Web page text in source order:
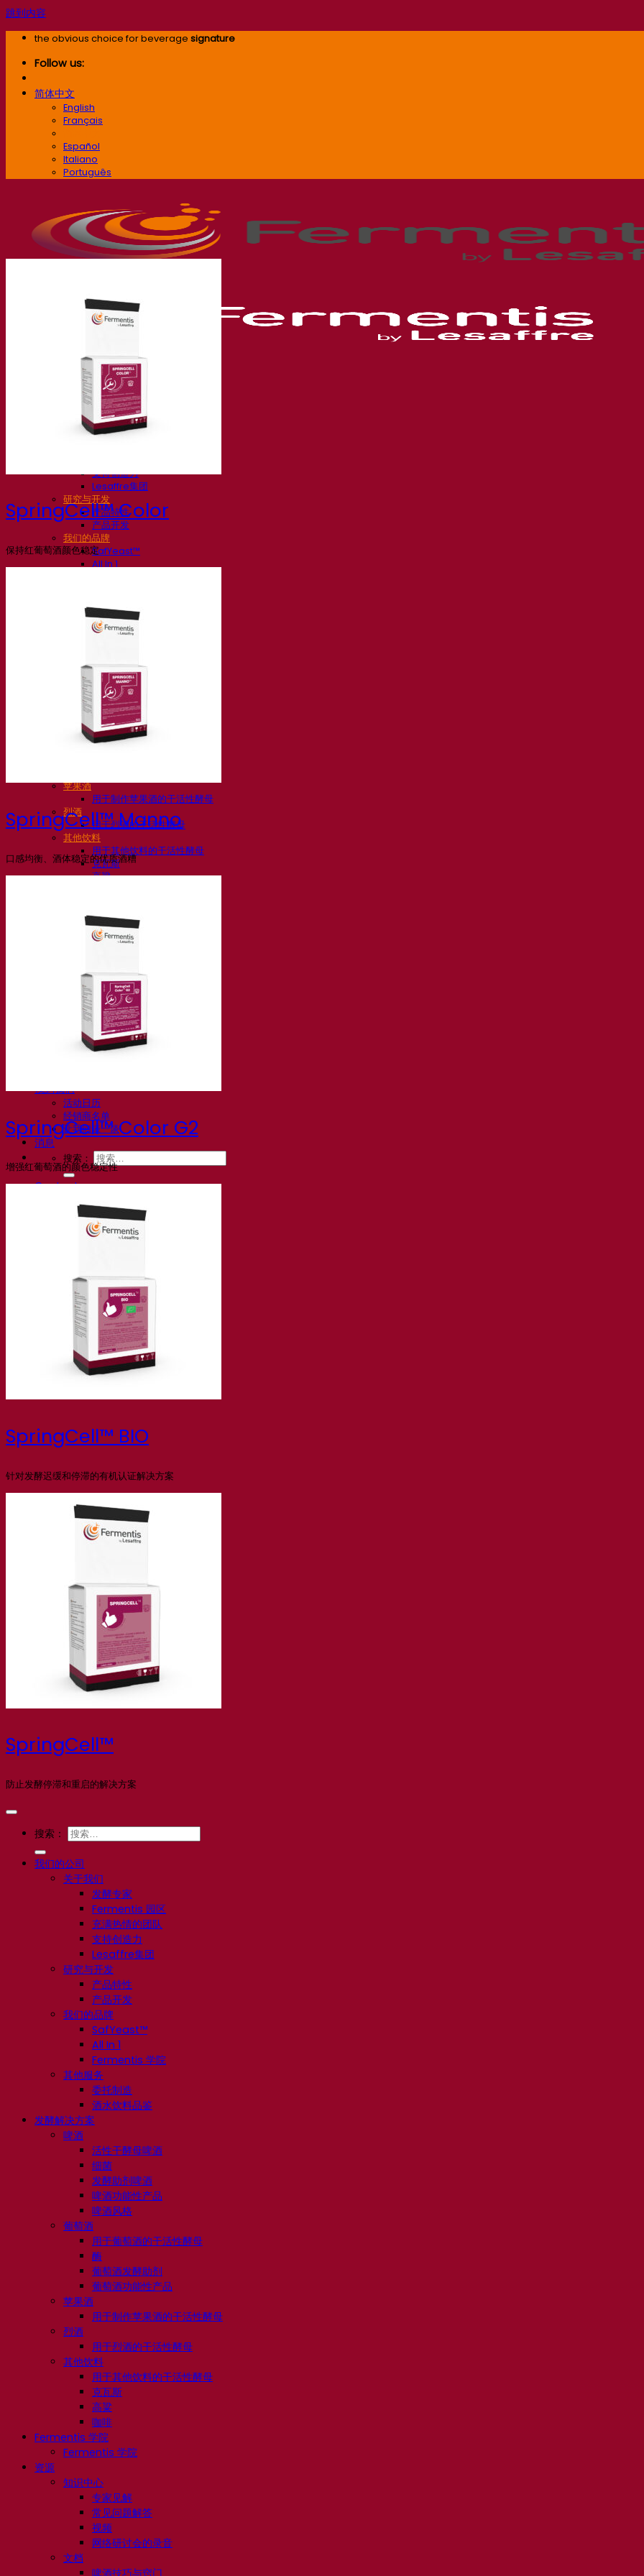
跳到内容
the obvious choice for beverage signature
Follow us:
简体中文
English
Français
Español
Italiano
Português
关于我们
发酵专家
支持创造力
Lesaffre集团
研究与开发
产品特性
产品开发
我们的品牌
SafYeast™
All In 1
酒水饮料品鉴
发酵解决方案
细菌
发酵助剂啤酒
啤酒功能性产品
啤酒风格
葡萄酒
用于葡萄酒的干活性酵母
酶
苹果酒
用于制作苹果酒的干活性酵母
烈酒
用于烈酒的干活性酵母
其他饮料
用于其他饮料的干活性酵母
克瓦斯
高粱
Fermentis 学院
知识中心
常见问题解答
视频
网络研讨会的录音
啤酒技巧与窍门
葡萄酒文献
烈酒文献
找到我们
活动日历
经销商名单
让我们谈一谈
消息
搜索：
Contact
SpringCell™ Color
保持红葡萄酒颜色稳定
SpringCell™ Manno
口感均衡、酒体稳定的优质酒糟
SpringCell™ Color G2
增强红葡萄酒的颜色稳定性
SpringCell™ BIO
针对发酵迟缓和停滞的有机认证解决方案
SpringCell™
防止发酵停滞和重启的解决方案
搜索：
我们的公司
关于我们
发酵专家
Fermentis 园区
充满热情的团队
支持创造力
Lesaffre集团
研究与开发
产品特性
产品开发
我们的品牌
SafYeast™
All In 1
Fermentis 学院
其他服务
委托制造
酒水饮料品鉴
发酵解决方案
啤酒
活性干酵母啤酒
细菌
发酵助剂啤酒
啤酒功能性产品
啤酒风格
葡萄酒
用于葡萄酒的干活性酵母
酶
葡萄酒发酵助剂
葡萄酒功能性产品
苹果酒
用于制作苹果酒的干活性酵母
烈酒
用于烈酒的干活性酵母
其他饮料
用于其他饮料的干活性酵母
克瓦斯
高粱
咖啡
Fermentis 学院
Fermentis 学院
资源
知识中心
专家见解
常见问题解答
视频
网络研讨会的录音
文档